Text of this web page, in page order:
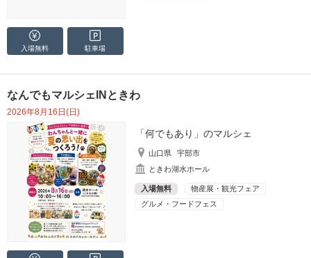
入場無料 駐車場
なんでもマルシェINときわ
2026年8月16日(日)
「何でもあり」のマルシェ
山口県
宇部市
ときわ湖水ホール
入場無料
物産展・観光フェア
グルメ・フードフェス